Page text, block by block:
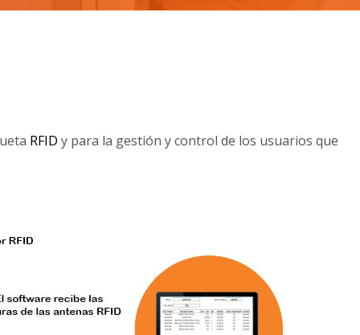
RFID y para la gestión y control de los usuarios que